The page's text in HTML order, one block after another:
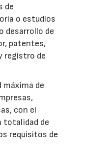
de
o estudios
desarrollo de
patentes,
registro de
máxima de
con el
totalidad de
requisitos de